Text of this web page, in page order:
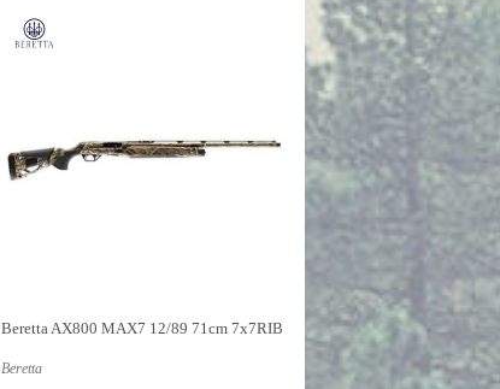
Beretta AX800 MAX7 12/89 71cm 7x7RIB
Beretta